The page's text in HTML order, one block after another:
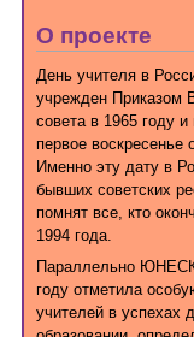
О проекте
День учителя в
учрежден Приказом
совета в 1965 году и
первое воскресенье
Именно эту дату в
бывших советских
помнят все, кто
1994 года.
Параллельно
году отметила
учителей в успехах